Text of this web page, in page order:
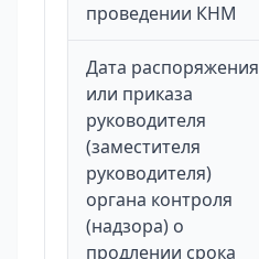
проведении КНМ
Дата распоряжения
или приказа
руководителя
(заместителя
руководителя)
органа контроля
(надзора) о
продлении срока